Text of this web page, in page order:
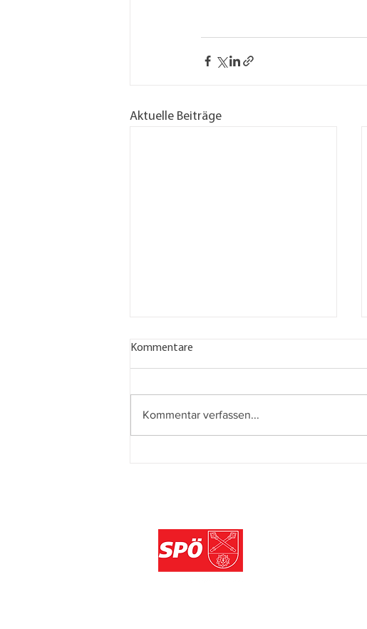
Aktuelle Beiträge
Kommentare
Kommentar verfassen...